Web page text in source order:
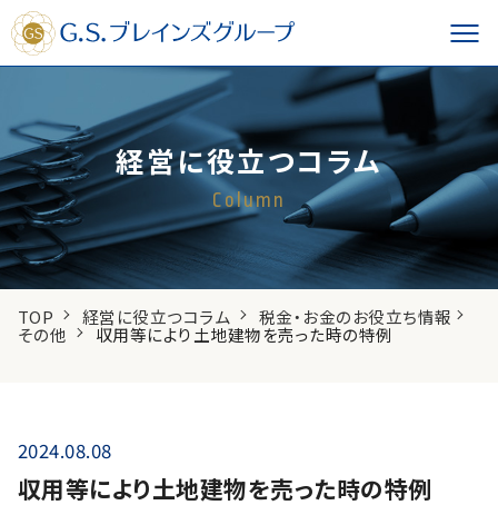
経営に役立つコラム
Column
TOP 経営に役立つコラム 税金・お金のお役立ち情報
その他 収用等により土地建物を売った時の特例
2024.08.08
収用等により土地建物を売った時の特例